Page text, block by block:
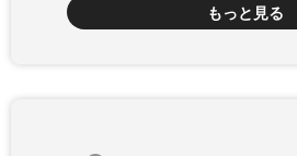
もっと見る